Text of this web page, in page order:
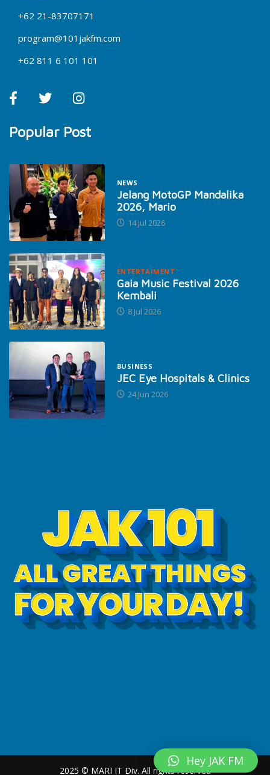
+62 21-83707171
program@101jakfm.com
+62 811 6 101 101
Popular Post
NEWS
Jelang MotoGP Mandalika
2026, Mario
14 Jul 2026
ENTERTAIMENT
Gaia Music Festival 2026
Kembali
8 Jul 2026
BUSINESS
JEC Eye Hospitals & Clinics
24 Jun 2026
2025 © MARI IT Div. All rights reserved
Hey JAK FM